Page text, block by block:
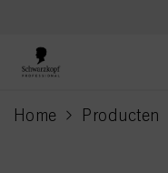
Home Producten